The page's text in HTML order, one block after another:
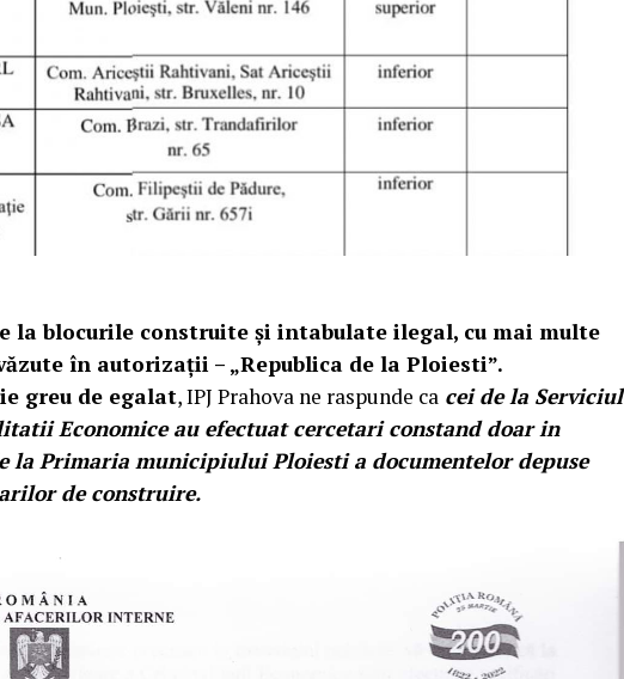
la blocurile construite şi intabulate ilegal, cu mai multe
în autorizaţii – „Republica de la Ploiesti”.
greu de egalat, IPJ Prahova ne raspunde ca cei de la Serviciul
Economice au efectuat cercetari constand doar in
la Primaria municipiului Ploiesti a documentelor depuse
de construire.